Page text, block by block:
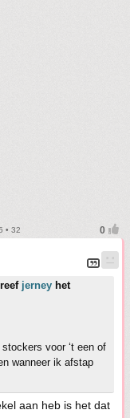
• 32
jerney het
voor ‘t een of
wanneer ik afstap
aan heb is het dat